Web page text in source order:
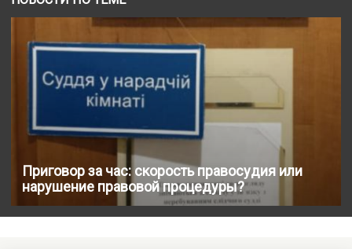
Приговор за час: скорость правосудия или
нарушение правовой процедуры?